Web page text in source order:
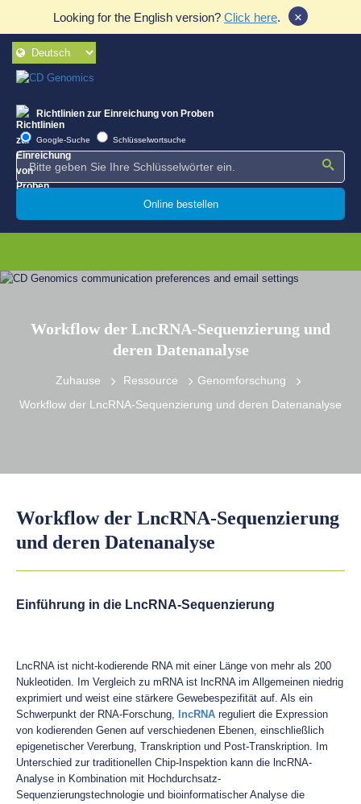
Looking for the English version? Click here. ×
Richtlinien zur Einreichung von Proben
Google-Suche Schlüsselwortsuche
Online bestellen
Workflow der LncRNA-Sequenzierung und
deren Datenanalyse
Zuhause Ressource
Genomforschung
Workflow der LncRNA-Sequenzierung und deren Datenanalyse
Workflow der LncRNA-Sequenzierung
und deren Datenanalyse
Einführung in die LncRNA-Sequenzierung
LncRNA ist nicht-kodierende RNA mit einer Länge von mehr als 200
Nukleotiden. Im Vergleich zu mRNA ist lncRNA im Allgemeinen niedrig
exprimiert und weist eine stärkere Gewebespezifität auf. Als ein
Schwerpunkt der RNA-Forschung,
lncRNA reguliert die Expression
von kodierenden Genen auf verschiedenen Ebenen, einschließlich
epigenetischer Vererbung, Transkription und Post-Transkription. Im
Unterschied zur traditionellen Chip-Inspektion kann die lncRNA-
Analyse in Kombination mit Hochdurchsatz-
Sequenzierungstechnologie und bioinformatischer Analyse die